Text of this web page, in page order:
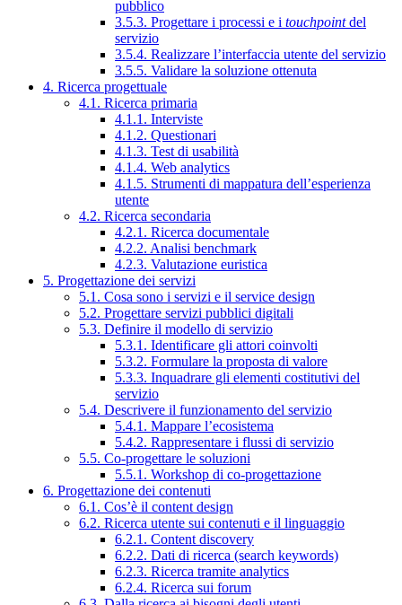
pubblico
3.5.3. Progettare i processi e i touchpointdel
servizio
3.5.4. Realizzare l’interfaccia utente del servizio
3.5.5. Validare la soluzione ottenuta
4. Ricerca progettuale
4.1. Ricerca primaria
4.1.1. Interviste
4.1.2. Questionari
4.1.3. Test di usabilità
4.1.4. Web analytics
4.1.5. Strumenti di mappatura dell’esperienza
utente
4.2. Ricerca secondaria
4.2.1. Ricerca documentale
4.2.2. Analisi benchmark
4.2.3. Valutazione euristica
5. Progettazione dei servizi
5.1. Cosa sono i servizi e il service design
5.2. Progettare servizi pubblici digitali
5.3. Definire il modello di servizio
5.3.1. Identificare gli attori coinvolti
5.3.2. Formulare la proposta di valore
5.3.3. Inquadrare gli elementi costitutivi del
servizio
5.4. Descrivere il funzionamento del servizio
5.4.1. Mappare l’ecosistema
5.4.2. Rappresentare i flussi di servizio
5.5. Co-progettare le soluzioni
5.5.1. Workshop di co-progettazione
6. Progettazione dei contenuti
6.1. Cos’è il content design
6.2. Ricerca utente sui contenuti e il linguaggio
6.2.1. Content discovery
6.2.2. Dati di ricerca (search keywords)
6.2.3. Ricerca tramite analytics
6.2.4. Ricerca sui forum